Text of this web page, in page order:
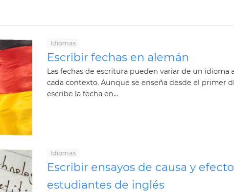
Idiomas
Escribir fechas en alemán
Las fechas de escritura pueden variar de un idioma
cada contexto. Aunque se enseña desde el primer
escribe la fecha en...
Idiomas
Escribir ensayos de causa y
estudiantes de inglés